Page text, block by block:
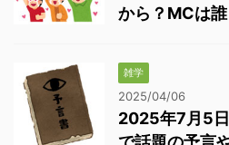
から？MCは
雑学
2025/04/06
2025年7月5